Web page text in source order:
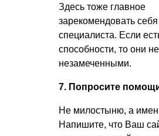
Здесь тоже главное
зарекомендовать себя
специалиста. Если
способности, то они
незамеченными.
7. Попросите
Не милостыню, а
Напишите, что Ваш